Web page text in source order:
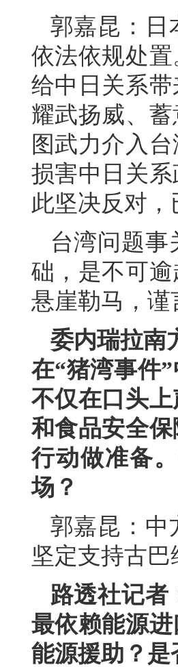
郭嘉昆：日
依法依规处
给中日关系
耀武扬威、
图武力介入
损害中日关
此坚决反对
台湾问题
础，是不可
悬崖勒马，
委内瑞拉南
在“猪湾事件
不仅在口头
和食品安全
行动做准备
场？
郭嘉昆：中
坚定支持古
路透社记者
最依赖能源
能源援助？